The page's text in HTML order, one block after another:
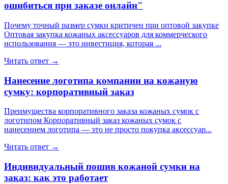
ошибиться при заказе онлайн"
Почему точный размер сумки критичен при оптовой закупке
Оптовая закупка кожаных аксессуаров для коммерческого
использования — это инвестиция, которая ...
Читать ответ →
Нанесение логотипа компании на кожаную
сумку: корпоративный заказ
Преимущества корпоративного заказа кожаных сумок с
логотипом Корпоративный заказ кожаных сумок с
нанесением логотипа — это не просто покупка аксессуар...
Читать ответ →
Индивидуальный пошив кожаной сумки на
заказ: как это работает